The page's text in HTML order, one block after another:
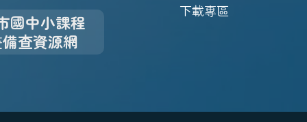
國中小課程
查資源網
下載專區